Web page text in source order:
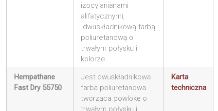
izocyjanianami
alifatycznymi,
dwuskładnikową farbą
poliuretanową o
trwałym połysku i
kolorze.
Hempathane
Fast Dry 55750
Jest dwuskładnikowa
farba poliuretanowa
tworząca powlokę o
trwałym połysku i
Karta
techniczna